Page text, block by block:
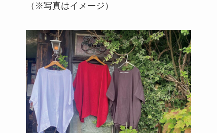
（※写真はイメージ）